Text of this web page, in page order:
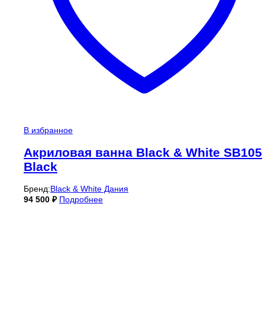
В избранное
Акриловая ванна Black & White SB105
Black
Бренд:Black & White Дания
94 500 ₽ Подробнее